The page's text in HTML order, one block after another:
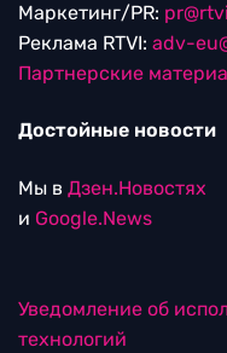
Маркетинг/PR:
Реклама RTVI: adv-
Партнерские
Достойные новости
Мы в Дзен.Новостях
и Google.News
Уведомление об
технологий